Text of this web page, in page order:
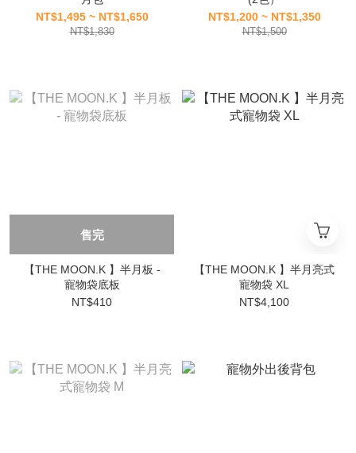
NT$1,495 ~ NT$1,650
NT$1,830
NT$1,200 ~ NT$1,350
NT$1,500
售完
【THE MOON.K 】半月板 -
寵物袋底板
NT$410
【THE MOON.K 】半月亮式
寵物袋 XL
NT$4,100